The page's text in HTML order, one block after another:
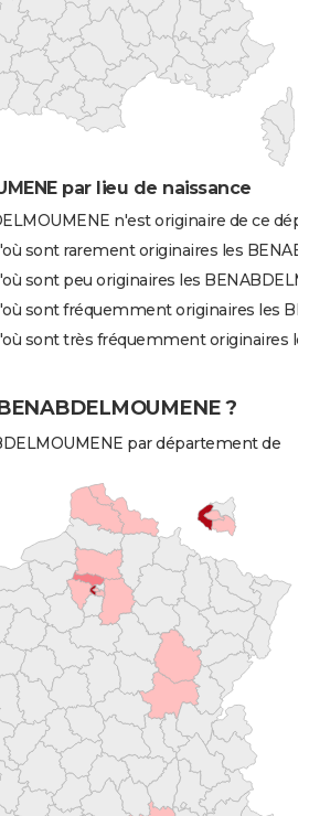
par lieu de naissance
n'est originaire de ce
sont rarement originaires les
sont peu originaires les
sont fréquemment originaires les
sont très fréquemment originaires
?
par département de